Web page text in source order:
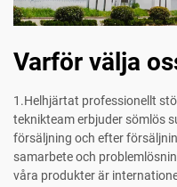
Varför välja
1.Helhjärtat professionellt
teknikteam erbjuder sömlös
försäljning och efter
samarbete och
våra produkter är